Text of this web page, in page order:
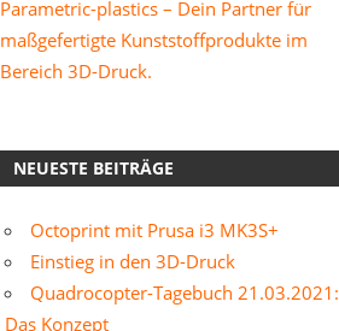
Parametric-plastics – Dein Partner für
maßgefertigte Kunststoffprodukte im
Bereich 3D-Druck.
NEUESTE BEITRÄGE
Octoprint mit Prusa i3 MK3S+
Einstieg in den 3D-Druck
Quadrocopter-Tagebuch 21.03.2021:
Das Konzept